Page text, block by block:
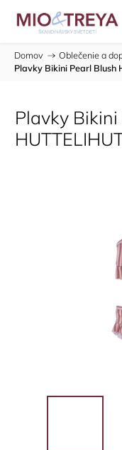
Domov / Oblečenie a
Plavky Bikini Pearl Blush
Plavky